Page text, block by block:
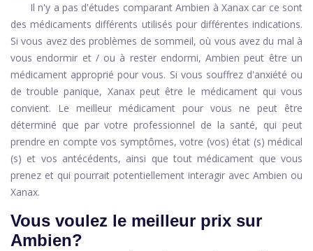
Il n'y a pas d'études comparant Ambien à Xanax car ce sont
des médicaments différents utilisés pour différentes indications.
Si vous avez des problèmes de sommeil, où vous avez du mal à
vous endormir et / ou à rester endormi, Ambien peut être un
médicament approprié pour vous. Si vous souffrez d'anxiété ou
de trouble panique, Xanax peut être le médicament qui vous
convient. Le meilleur médicament pour vous ne peut être
déterminé que par votre professionnel de la santé, qui peut
prendre en compte vos symptômes, votre (vos) état (s) médical
(s) et vos antécédents, ainsi que tout médicament que vous
prenez et qui pourrait potentiellement interagir avec Ambien ou
Xanax.
Vous voulez le meilleur prix sur
Ambien?